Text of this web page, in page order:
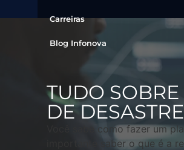
Carreiras
Blog Infonova
TUDO
DE
Você sabe como fazer um
importante saber o que é a